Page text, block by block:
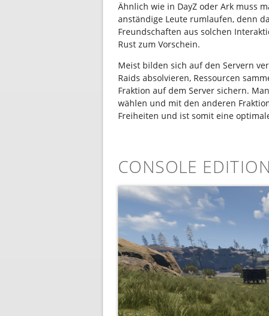
Ähnlich wie in DayZ oder Ark muss
anständige Leute rumlaufen, denn
Freundschaften aus solchen
Rust zum Vorschein.
Meist bilden sich auf den Servern
Raids absolvieren, Ressourcen
Fraktion auf dem Server sichern.
wählen und mit den anderen
Freiheiten und ist somit eine
CONSOLE